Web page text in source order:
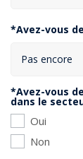
*Avez-vous
*Avez-vous
dans le
Oui
Non